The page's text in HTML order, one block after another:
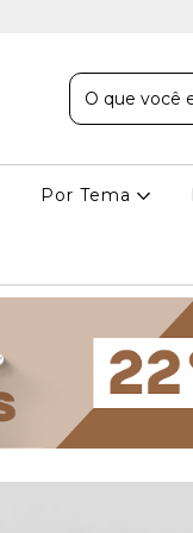
Por Tema